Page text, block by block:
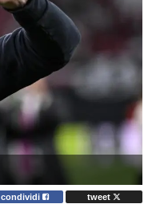
condividi tweet